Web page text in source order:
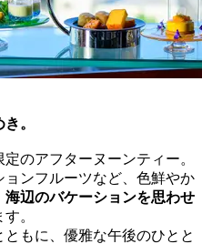
。
のアフターヌーンティー。
ンフルーツなど、色鮮やか
海辺のバケーションを思わせ
。
もに、優雅な午後のひとと